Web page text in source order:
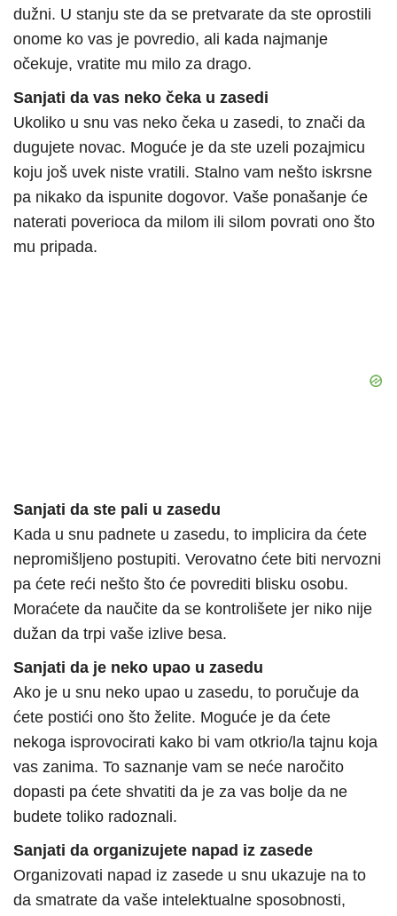
dužni. U stanju ste da se pretvarate da ste oprostili
onome ko vas je povredio, ali kada najmanje
očekuje, vratite mu milo za drago.
Sanjati da vas neko čeka u zasedi
Ukoliko u snu vas neko čeka u zasedi, to znači da
dugujete novac. Moguće je da ste uzeli pozajmicu
koju još uvek niste vratili. Stalno vam nešto iskrsne
pa nikako da ispunite dogovor. Vaše ponašanje će
naterati poverioca da milom ili silom povrati ono što
mu pripada.
Sanjati da ste pali u zasedu
Kada u snu padnete u zasedu, to implicira da ćete
nepromišljeno postupiti. Verovatno ćete biti nervozni
pa ćete reći nešto što će povrediti blisku osobu.
Moraćete da naučite da se kontrolišete jer niko nije
dužan da trpi vaše izlive besa.
Sanjati da je neko upao u zasedu
Ako je u snu neko upao u zasedu, to poručuje da
ćete postići ono što želite. Moguće je da ćete
nekoga isprovocirati kako bi vam otkrio/la tajnu koja
vas zanima. To saznanje vam se neće naročito
dopasti pa ćete shvatiti da je za vas bolje da ne
budete toliko radoznali.
Sanjati da organizujete napad iz zasede
Organizovati napad iz zasede u snu ukazuje na to
da smatrate da vaše intelektualne sposobnosti,